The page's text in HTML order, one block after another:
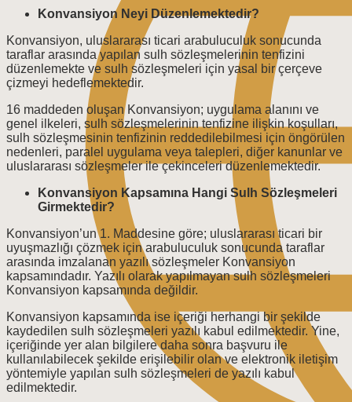
Konvansiyon Neyi Düzenlemektedir?
Konvansiyon, uluslararası ticari arabuluculuk sonucunda
taraflar arasında yapılan sulh sözleşmelerinin tenfizini
düzenlemekte ve sulh sözleşmeleri için yasal bir çerçeve
çizmeyi hedeflemektedir.
16 maddeden oluşan Konvansiyon; uygulama alanını ve
genel ilkeleri, sulh sözleşmelerinin tenfizine ilişkin koşulları,
sulh sözleşmesinin tenfizinin reddedilebilmesi için öngörülen
nedenleri, paralel uygulama veya talepleri, diğer kanunlar ve
uluslararası sözleşmeler ile çekinceleri düzenlemektedir.
Konvansiyon Kapsamına Hangi Sulh Sözleşmeleri
Girmektedir?
Konvansiyon’un 1. Maddesine göre; uluslararası ticari bir
uyuşmazlığı çözmek için arabuluculuk sonucunda taraflar
arasında imzalanan yazılı sözleşmeler Konvansiyon
kapsamındadır. Yazılı olarak yapılmayan sulh sözleşmeleri
Konvansiyon kapsamında değildir.
Konvansiyon kapsamında ise içeriği herhangi bir şekilde
kaydedilen sulh sözleşmeleri yazılı kabul edilmektedir. Yine,
içeriğinde yer alan bilgilere daha sonra başvuru ile
kullanılabilecek şekilde erişilebilir olan ve elektronik iletişim
yöntemiyle yapılan sulh sözleşmeleri de yazılı kabul
edilmektedir.